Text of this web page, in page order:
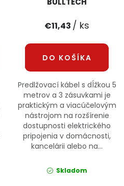
€11,43 / ks
DO KOŠÍKA
Predlžovací kábel s dĺžkou 5
metrov a 3 zásuvkami je
praktickým a viacúčelovým
nástrojom na rozšírenie
dostupnosti elektrického
pripojenia v domácnosti,
kancelárii alebo na...
Skladom